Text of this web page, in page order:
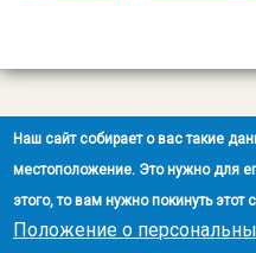
Все
2008-2026 ©
Создание
Наш сайт собирает о вас такие
местоположение. Это нужно для
этого, то вам нужно покинуть этот
Положение о